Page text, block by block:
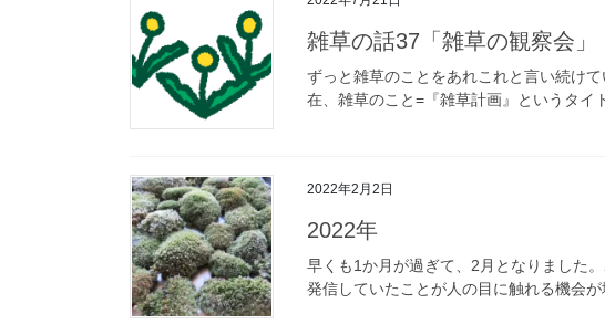
雑草の話37「雑草の観察会」
ずっと雑草のことをあれこれと言い続け
在、雑草のこと=『雑草計画』というタ
2022年2月2日
2022年
早くも1か月が過ぎて、2月となりました
発信していたことが人の目に触れる機会